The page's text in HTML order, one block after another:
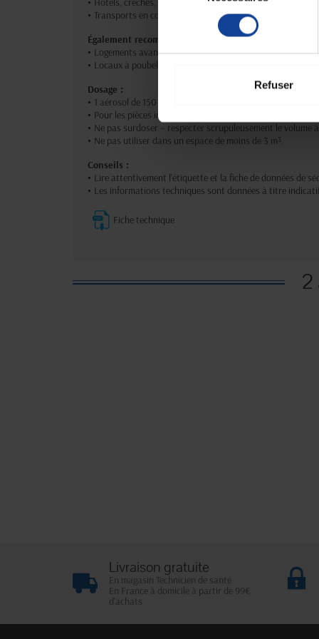
consentement
Refuser
• Transports en commun, lieux publics, vestiaires…
Également recommandé pour neutraliser les
• Logements avant relocation.
• Locaux à poubelles.
Dosage :
• 1 aérosol de 150 ml permet de traiter jusqu’à 36 m² (90 m³).
• Pour les pièces inférieures à 18 m² (45 m³), utiliser le
• Ne pas surdoser – respecter scrupuleusement le volume
• Ne pas utiliser dans un espace de moins de 3 m³.
Conseils :
• Lire attentivement l’étiquette et la fiche de données de
• Les informations techniques sont données à titre
Fiche technique
2
Livraison gratuite
En magasin Technicien de santé
En France à domicile à partir de 99€
d'achats